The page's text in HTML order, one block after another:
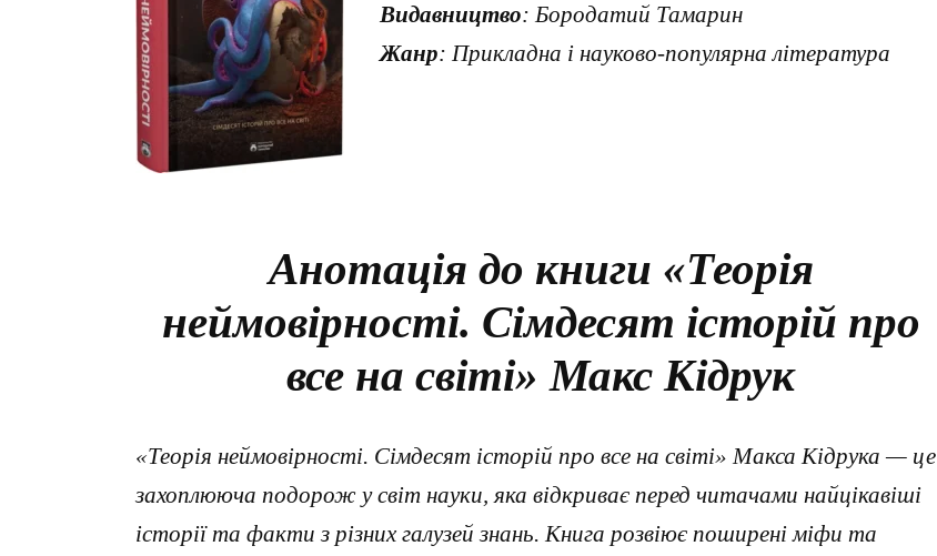
Видавництво: Бородатий Тамарин
Жанр: Прикладна і науково-популярна література
Анотація до книги «Теорія
неймовірності. Сімдесят історій про
все на світі» Макс Кідрук
«Теорія неймовірності. Сімдесят історій про все на світі» Макса Кідрука — це
захоплююча подорож у світ науки, яка відкриває перед читачами найцікавіші
історії та факти з різних галузей знань. Книга розвіює поширені міфи та